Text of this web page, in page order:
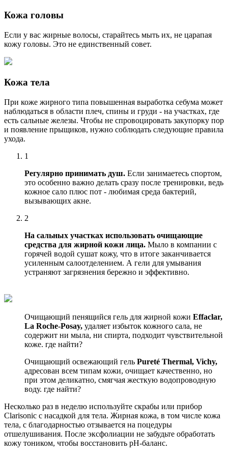
Кожа головы
Если у вас жирные волосы, старайтесь мыть их, не царапая
кожу головы. Это не единственный совет.
Кожа тела
При коже жирного типа повышенная выработка себума может
наблюдаться в области плеч, спины и груди - на участках, где
есть сальные железы. Чтобы не спровоцировать закупорку пор
и появление прыщиков, нужно соблюдать следующие правила
ухода.
1
Регулярно принимать душ. Если занимаетесь спортом,
это особенно важно делать сразу после тренировки, ведь
кожное сало плюс пот - любимая среда бактерий,
вызывающих акне.
2
На сальных участках использовать очищающие
средства для жирной кожи лица. Мыло в компании с
горячей водой сушат кожу, что в итоге заканчивается
усиленным салоотделением. А гели для умывания
устраняют загрязнения бережно и эффективно.
Очищающий пенящийся гель для жирной кожи Effaclar,
La Roche-Posay, удаляет избыток кожного сала, не
содержит ни мыла, ни спирта, подходит чувствительной
коже. где найти?
Очищающий освежающий гель Pureté Thermal, Vichy,
адресован всем типам кожи, очищает качественно, но
при этом деликатно, смягчая жесткую водопроводную
воду. где найти?
Несколько раз в неделю используйте скрабы или прибор
Clarisonic с насадкой для тела. Жирная кожа, в том числе кожа
тела, с благодарностью отзывается на поцедуры
отшелушивания. После эксфолиации не забудьте обработать
кожу тоником, чтобы восстановить pH-баланс.